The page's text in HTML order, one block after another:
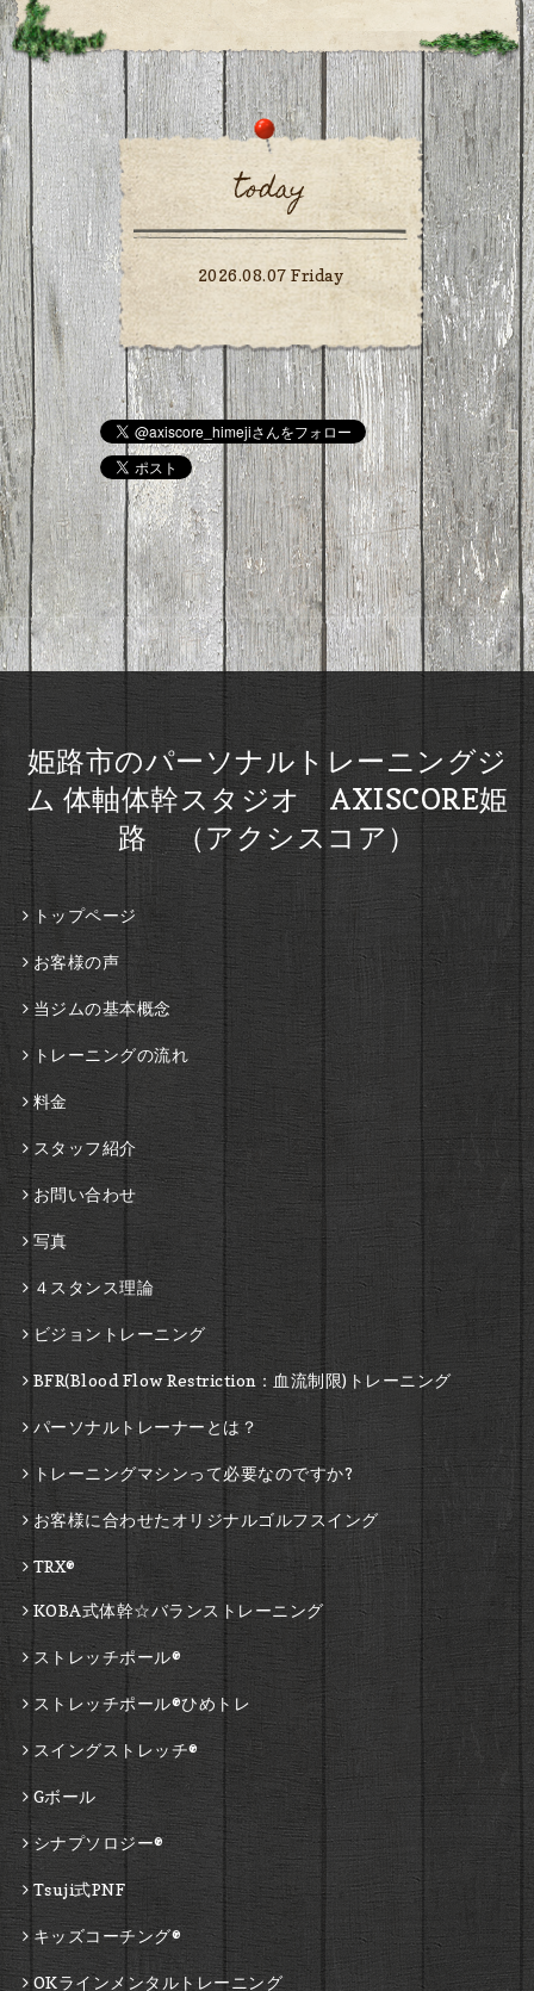
today
2026.08.07 Friday
姫路市のパーソナルトレーニングジ
ム 体軸体幹スタジオ AXISCORE姫
路 （アクシスコア）
トップページ
お客様の声
当ジムの基本概念
トレーニングの流れ
料金
スタッフ紹介
お問い合わせ
写真
４スタンス理論
ビジョントレーニング
BFR(Blood Flow Restriction：血流制限)トレーニング
パーソナルトレーナーとは？
トレーニングマシンって必要なのですか?
お客様に合わせたオリジナルゴルフスイング
TRX®
KOBA式体幹☆バランストレーニング
ストレッチポール®
ストレッチポール®ひめトレ
スイングストレッチ®
Gボール
シナプソロジー®
Tsuji式PNF
キッズコーチング®
OKラインメンタルトレーニング